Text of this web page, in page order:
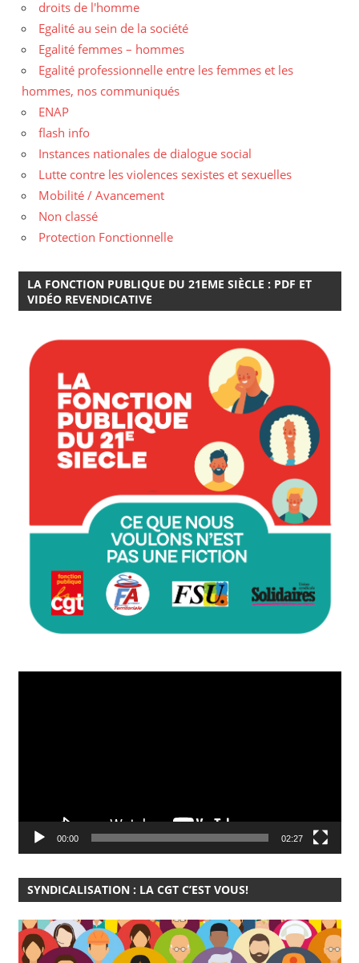
droits de l'homme
Egalité au sein de la société
Egalité femmes – hommes
Egalité professionnelle entre les femmes et les
hommes, nos communiqués
ENAP
flash info
Instances nationales de dialogue social
Lutte contre les violences sexistes et sexuelles
Mobilité / Avancement
Non classé
Protection Fonctionnelle
LA FONCTION PUBLIQUE DU 21EME SIÈCLE : PDF ET
VIDÉO REVENDICATIVE
00:00 02:27
SYNDICALISATION : LA CGT C’EST VOUS!